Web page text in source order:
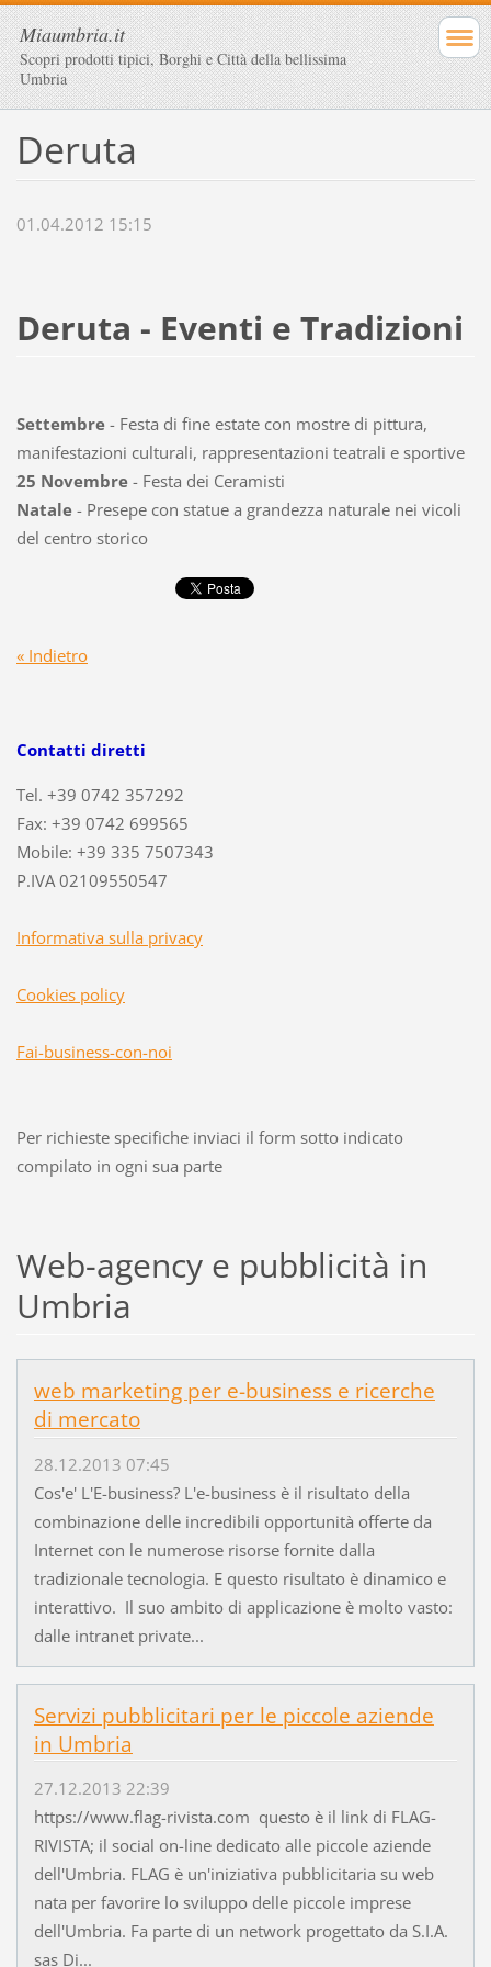
Miaumbria.it
Scopri prodotti tipici, Borghi e Città della bellissima
Umbria
Deruta
01.04.2012 15:15
Deruta - Eventi e Tradizioni
Settembre- Festa di fine estate con mostre di pittura,
manifestazioni culturali, rappresentazioni teatrali e sportive
25 Novembre- Festa dei Ceramisti
Natale- Presepe con statue a grandezza naturale nei vicoli
del centro storico
« Indietro
Contatti diretti
Tel. +39 0742 357292
Fax: +39 0742 699565
Mobile: +39 335 7507343
P.IVA 02109550547
Informativa sulla privacy
Cookies policy
Fai-business-con-noi
Per richieste specifiche inviaci il form sotto indicato
compilato in ogni sua parte
Web-agency e pubblicità in
Umbria
web marketing per e-business e ricerche
di mercato
28.12.2013 07:45
Cos'e' L'E-business? L'e-business è il risultato della
combinazione delle incredibili opportunità offerte da
Internet con le numerose risorse fornite dalla
tradizionale tecnologia. E questo risultato è dinamico e
interattivo. Il suo ambito di applicazione è molto vasto:
dalle intranet private...
Servizi pubblicitari per le piccole aziende
in Umbria
27.12.2013 22:39
https://www.flag-rivista.com questo è il link di FLAG-
RIVISTA; il social on-line dedicato alle piccole aziende
dell'Umbria. FLAG è un'iniziativa pubblicitaria su web
nata per favorire lo sviluppo delle piccole imprese
dell'Umbria. Fa parte di un network progettato da S.I.A.
sas Di...